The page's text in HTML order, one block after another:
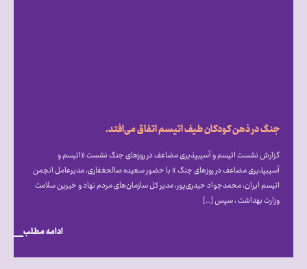
جنگ در ذهن کودکان طیف اتیسم اتفاق می‌افتد.
گزارش نشست اتیسم و آسیب‎پذیری مضاعف در روزهای جنگ نشست «اتیسم و
آسیب‎پذیری مضاعف در روزهای جنگ » با حضور سعیده صالح‎غفاری، مدیرعامل انجمن
اتیسم ایران، محمدجواد حیدری‌پور، مدیر کل سازمان‌های مردم نهاد و خیرین سلامت
وزارت بهداشت ، سپس […]
ادامه مطلب